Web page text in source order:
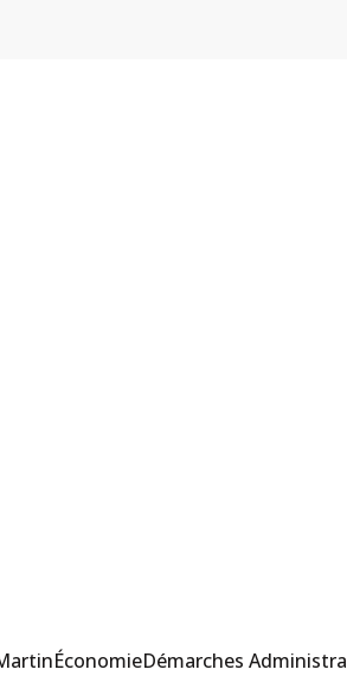
ÉconomieDémarches